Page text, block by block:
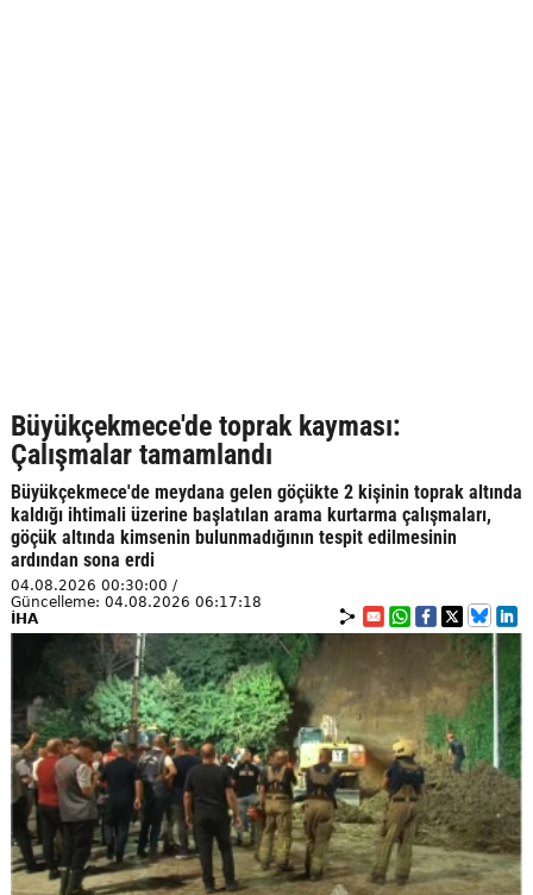
Büyükçekmece'de toprak kayması:
Çalışmalar tamamlandı
Büyükçekmece'de meydana gelen göçükte 2 kişinin toprak altında
kaldığı ihtimali üzerine başlatılan arama kurtarma çalışmaları,
göçük altında kimsenin bulunmadığının tespit edilmesinin
ardından sona erdi
04.08.2026 00:30:00 /
Güncelleme: 04.08.2026 06:17:18
İHA